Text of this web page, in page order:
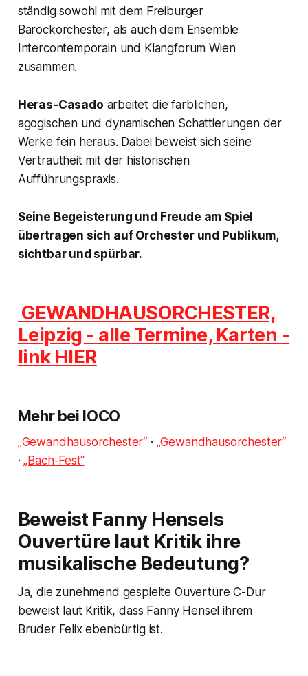
ständig sowohl mit dem Freiburger
Barockorchester, als auch dem Ensemble
Intercontemporain und Klangforum Wien
zusammen.
Heras-Casado arbeitet die farblichen,
agogischen und dynamischen Schattierungen der
Werke fein heraus. Dabei beweist sich seine
Vertrautheit mit der historischen
Aufführungspraxis.
Seine Begeisterung und Freude am Spiel
übertragen sich auf Orchester und Publikum,
sichtbar und spürbar.
GEWANDHAUSORCHESTER,
Leipzig - alle Termine, Karten -
link HIER
Mehr bei IOCO
„Gewandhausorchester“ · „Gewandhausorchester“
·„Bach-Fest“
Beweist Fanny Hensels
Ouvertüre laut Kritik ihre
musikalische Bedeutung?
Ja, die zunehmend gespielte Ouvertüre C-Dur
beweist laut Kritik, dass Fanny Hensel ihrem
Bruder Felix ebenbürtig ist.